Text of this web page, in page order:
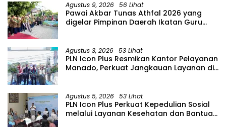
Agustus 9, 2026 56 Lihat
Pawai Akbar Tunas Athfal 2026 yang
digelar Pimpinan Daerah Ikatan Guru
Agustus 3, 2026 53 Lihat
PLN Icon Plus Resmikan Kantor Pelayanan
Manado, Perkuat Jangkauan Layanan di
Agustus 5, 2026 53 Lihat
PLN Icon Plus Perkuat Kepedulian Sosial
melalui Layanan Kesehatan dan Bantuan